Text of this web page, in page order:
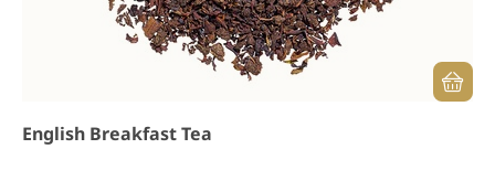
English Breakfast Tea